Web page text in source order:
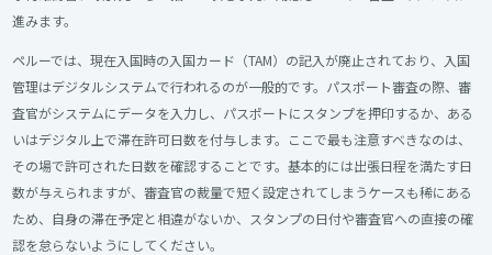
進みます。
ペルーでは、現在入国時の入国カード（TAM）の記入が廃止されており、入国
管理はデジタルシステムで行われるのが一般的です。パスポート審査の際、審
査官がシステムにデータを入力し、パスポートにスタンプを押印するか、ある
いはデジタル上で滞在許可日数を付与します。ここで最も注意すべきなのは、
その場で許可された日数を確認することです。基本的には出張日程を満たす日
数が与えられますが、審査官の裁量で短く設定されてしまうケースも稀にある
ため、自身の滞在予定と相違がないか、スタンプの日付や審査官への直接の確
認を怠らないようにしてください。